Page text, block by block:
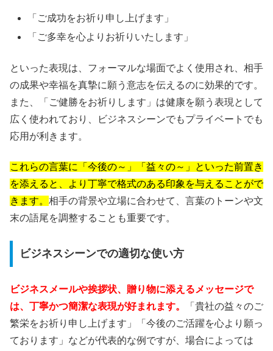
「ご成功をお祈り申し上げます」
「ご多幸を心よりお祈りいたします」
といった表現は、フォーマルな場面でよく使用され、相手
の成果や幸福を真摯に願う意志を伝えるのに効果的です。
また、「ご健勝をお祈りします」は健康を願う表現として
広く使われており、ビジネスシーンでもプライベートでも
応用が利きます。
これらの言葉に「今後の～」「益々の～」といった前置き
を添えると、より丁寧で格式のある印象を与えることがで
きます。 相手の背景や立場に合わせて、言葉のトーンや文
末の語尾を調整することも重要です。
ビジネスシーンでの適切な使い方
ビジネスメールや挨拶状、贈り物に添えるメッセージで
は、丁寧かつ簡潔な表現が好まれます。
「貴社の益々のご
繁栄をお祈り申し上げます」「今後のご活躍を心より願っ
ております」などが代表的な例ですが、場合によっては